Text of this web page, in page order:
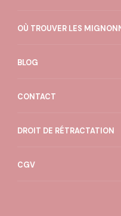
OÙ TROUVER LES
BLOG
CONTACT
DROIT DE RÉTRACTATION
CGV